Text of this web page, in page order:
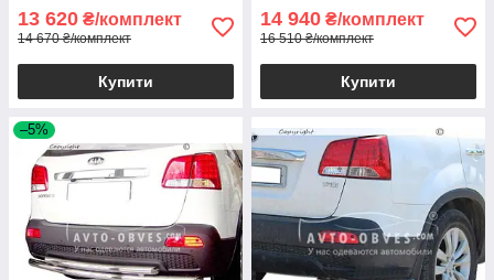
13 620 ₴/комплект
14 670 ₴/комплект
Купити
14 940 ₴/комплект
16 510 ₴/комплект
Купити
–5%